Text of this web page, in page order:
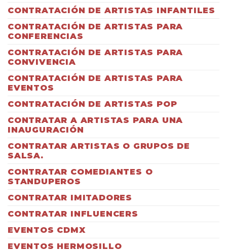
CONTRATACIÓN DE ARTISTAS INFANTILES
CONTRATACIÓN DE ARTISTAS PARA
CONFERENCIAS
CONTRATACIÓN DE ARTISTAS PARA
CONVIVENCIA
CONTRATACIÓN DE ARTISTAS PARA
EVENTOS
CONTRATACIÓN DE ARTISTAS POP
CONTRATAR A ARTISTAS PARA UNA
INAUGURACIÓN
CONTRATAR ARTISTAS O GRUPOS DE
SALSA.
CONTRATAR COMEDIANTES O
STANDUPEROS
CONTRATAR IMITADORES
CONTRATAR INFLUENCERS
EVENTOS CDMX
EVENTOS HERMOSILLO